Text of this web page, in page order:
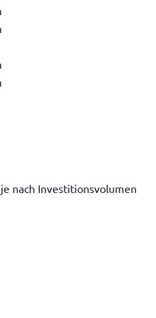
nach Investitionsvolumen